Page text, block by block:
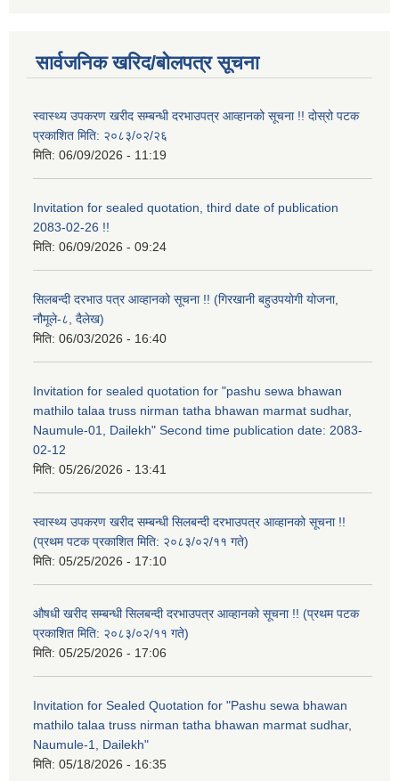
सार्वजनिक खरिद/बोलपत्र सूचना
स्वास्थ्य उपकरण खरीद सम्बन्धी दरभाउपत्र आव्हानको सूचना !! दोस्रो पटक
प्रकाशित मिति: २०८३/०२/२६
मिति: 06/09/2026 - 11:19
Invitation for sealed quotation, third date of publication
2083-02-26 !!
मिति: 06/09/2026 - 09:24
सिलबन्दी दरभाउ पत्र आव्हानको सूचना !! (गिरखानी बहुउपयोगी योजना,
नौमूले-८, दैलेख)
मिति: 06/03/2026 - 16:40
Invitation for sealed quotation for "pashu sewa bhawan
mathilo talaa truss nirman tatha bhawan marmat sudhar,
Naumule-01, Dailekh" Second time publication date: 2083-
02-12
मिति: 05/26/2026 - 13:41
स्वास्थ्य उपकरण खरीद सम्बन्धी सिलबन्दी दरभाउपत्र आव्हानको सूचना !!
(प्रथम पटक प्रकाशित मिति: २०८३/०२/११ गते)
मिति: 05/25/2026 - 17:10
औषधी खरीद सम्बन्धी सिलबन्दी दरभाउपत्र आव्हानको सूचना !! (प्रथम पटक
प्रकाशित मिति: २०८३/०२/११ गते)
मिति: 05/25/2026 - 17:06
Invitation for Sealed Quotation for "Pashu sewa bhawan
mathilo talaa truss nirman tatha bhawan marmat sudhar,
Naumule-1, Dailekh"
मिति: 05/18/2026 - 16:35